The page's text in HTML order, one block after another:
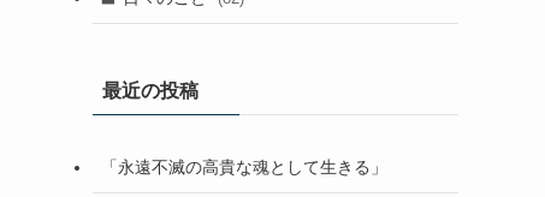
最近の投稿
「永遠不滅の高貴な魂として生きる」